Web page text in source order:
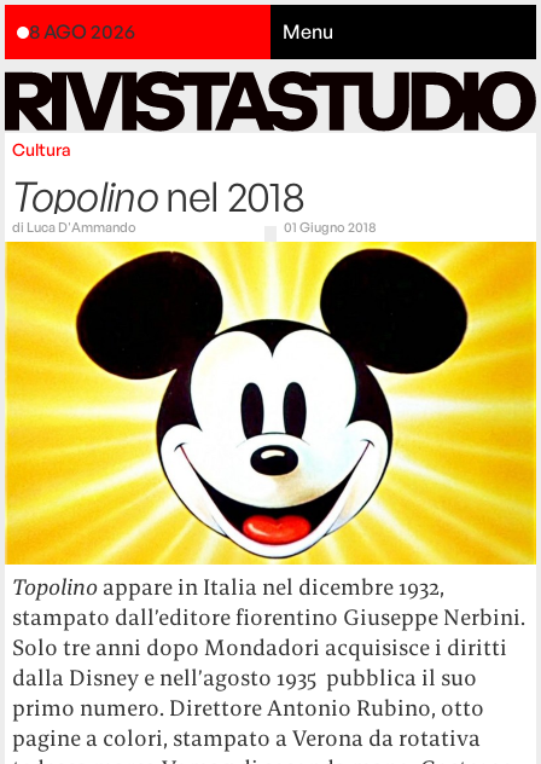
8 AGO 2026 Menu
Cultura
Topolinonel 2018
di Luca D'Ammando 01 Giugno 2018
Topolino appare in Italia nel dicembre 1932,
stampato dall’editore fiorentino Giuseppe Nerbini.
Solo tre anni dopo Mondadori acquisisce i diritti
dalla Disney e nell’agosto 1935 pubblica il suo
primo numero. Direttore Antonio Rubino, otto
pagine a colori, stampato a Verona da rotativa